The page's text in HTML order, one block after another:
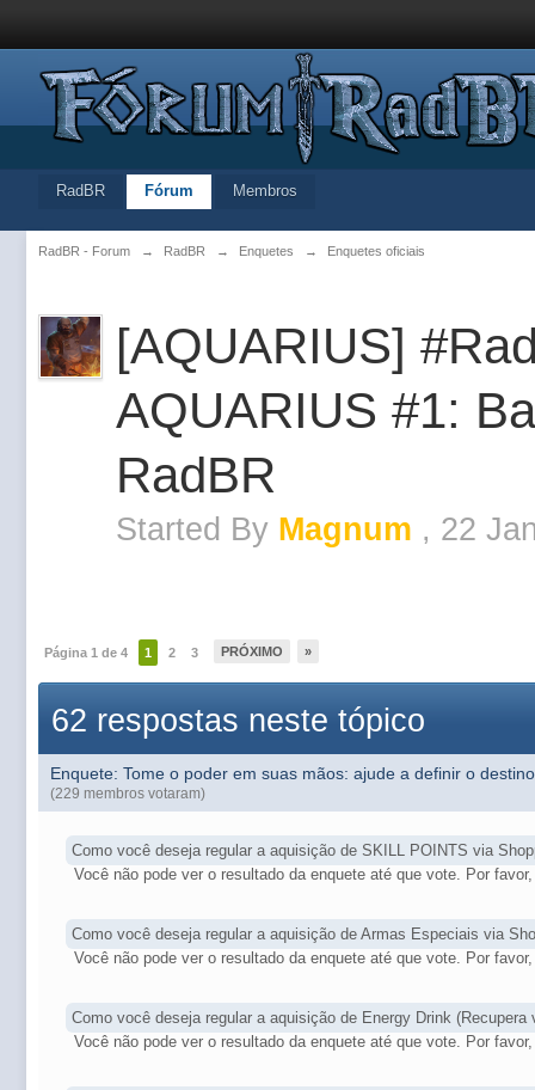
RadBR Fórum Membros
RadBR - Forum → RadBR → Enquetes → Enquetes oficiais
[AQUARIUS]
AQUARIUS #1:
RadBR
Started By Magnum , 22
Página 1 de 4 1 2 3 PRÓXIMO »
62 respostas neste tópico
Enquete: Tome o poder em suas mãos: ajude a definir o
(229 membros votaram)
Como você deseja regular a aquisição de SKILL POINTS via
Você não pode ver o resultado da enquete até que vote. Por
Como você deseja regular a aquisição de Armas Especiais via
Você não pode ver o resultado da enquete até que vote. Por
Como você deseja regular a aquisição de Energy Drink
Você não pode ver o resultado da enquete até que vote. Por